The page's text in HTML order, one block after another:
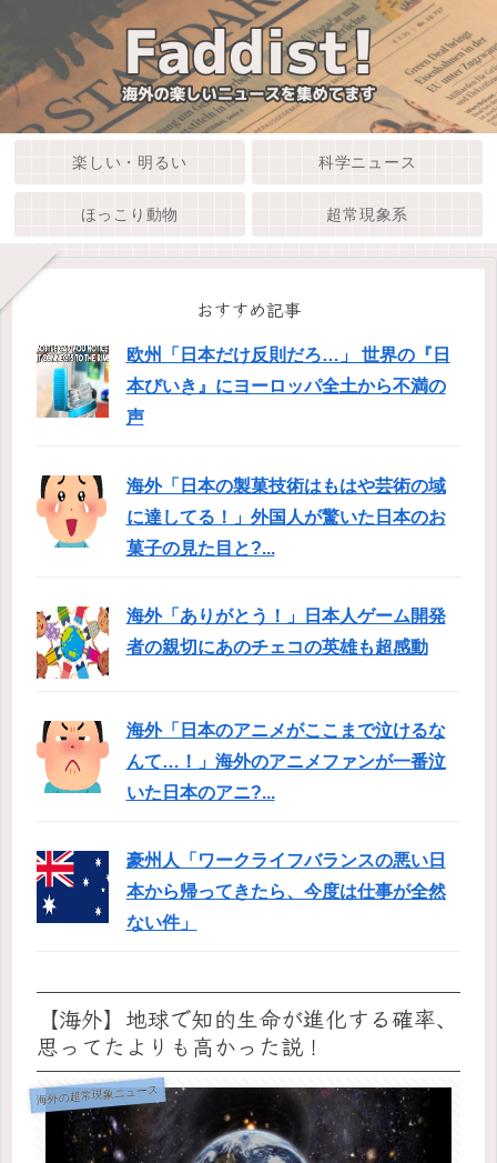
楽しい・明るい 科学ニュース
ほっこり動物 超常現象系
おすすめ記事
欧州「日本だけ反則だろ…」 世界の『日
本びいき』にヨーロッパ全土から不満の
声
海外「日本の製菓技術はもはや芸術の域
に達してる！」外国人が驚いた日本のお
菓子の見た目と?...
海外「ありがとう！」日本人ゲーム開発
者の親切にあのチェコの英雄も超感動
海外「日本のアニメがここまで泣けるな
んて…！」海外のアニメファンが一番泣
いた日本のアニ?...
豪州人「ワークライフバランスの悪い日
本から帰ってきたら、今度は仕事が全然
ない件」
【海外】地球で知的生命が進化する確率、
思ってたよりも高かった説！
海外の超常現象ニュース